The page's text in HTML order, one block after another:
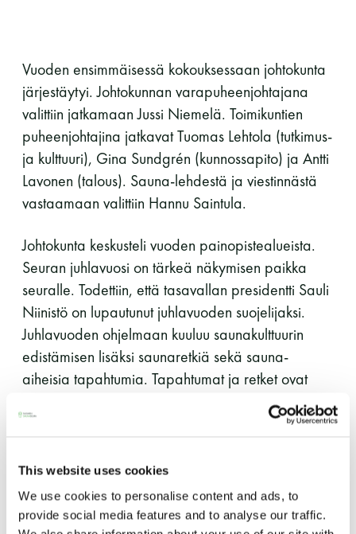
This website uses cookies
We use cookies to personalise content and ads, to
provide social media features and to analyse our traffic.
-Naisten päivät ovat maanantai ja
torstai
-Miesten päivät tiistai, keskiviikko,
perjantai ja lauantai
-Kuukauden ensimmäinen lauantai on on
jaettu lauantai
Hinnasto
Vieras jäsenen seurassa
Jäsenen lapsi 7-18 v.
Vuoden ensimmäisessä kokouksessaan johtokunta
järjestäytyi. Johtokunnan varapuheenjohtajana
valittiin jatkamaan Jussi Niemelä. Toimikuntien
puheenjohtajina jatkavat Tuomas Lehtola (tutkimus-
ja kulttuuri), Gina Sundgrén (kunnossapito) ja Antti
Lavonen (talous). Sauna-lehdestä ja viestinnästä
vastaamaan valittiin Hannu Saintula.
Johtokunta keskusteli vuoden painopistealueista.
Seuran juhlavuosi on tärkeä näkymisen paikka
seuralle. Todettiin, että tasavallan presidentti Sauli
Niinistö on lupautunut juhlavuoden suojelijaksi.
Juhlavuoden ohjelmaan kuuluu saunakulttuurin
edistämisen lisäksi saunaretkiä sekä sauna-
aiheisia tapahtumia. Tapahtumat ja retket ovat
lähtökohtaisesti omakustanteisia ja kaikille jäsenille
avoimia.
Ajankohtaisissa asioissa todettiin saunakulttuurin
olevan edelleen kiinnostava aihe. Seuralle tulee
jatkuvasti yhteydenottoja ja moni taho on